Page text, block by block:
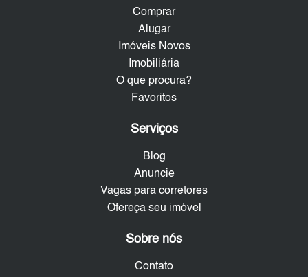
Comprar
Alugar
Imóveis Novos
Imobiliária
O que procura?
Favoritos
Serviços
Blog
Anuncie
Vagas para corretores
Ofereça seu imóvel
Sobre nós
Contato